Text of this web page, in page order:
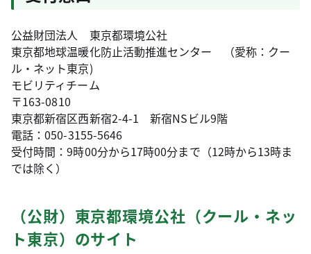
公益財団法人 東京都環境公社
東京都地球温暖化防止活動推進センター （愛称：クー
ル・ネット東京)
モビリティチーム
〒163-0810
東京都新宿区西新宿2-4-1 新宿NSビル9階
電話：050-3155-5646
受付時間：9時00分から17時00分まで（12時から13時ま
では除く）
（公財）東京都環境公社（クール・ネッ
ト東京）のサイト